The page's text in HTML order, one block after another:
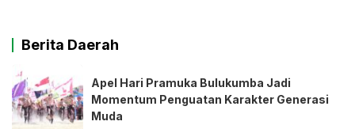
Berita Daerah
Apel Hari Pramuka Bulukumba Jadi
Momentum Penguatan Karakter Generasi
Muda